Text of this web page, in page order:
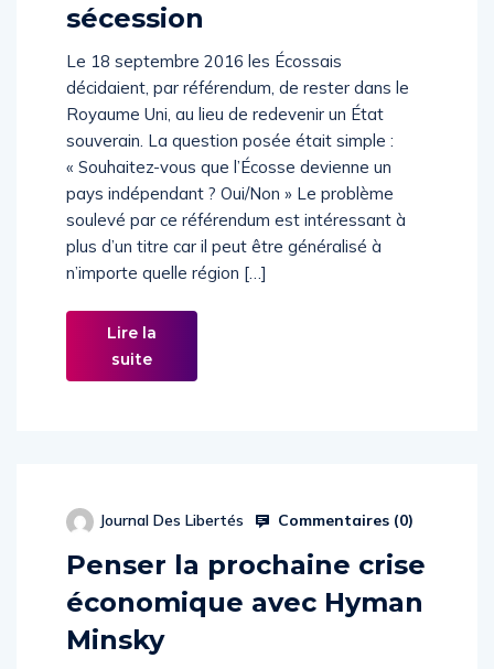
sécession
Le 18 septembre 2016 les Écossais
décidaient, par référendum, de rester dans le
Royaume Uni, au lieu de redevenir un État
souverain. La question posée était simple :
« Souhaitez-vous que l’Écosse devienne un
pays indépendant ? Oui/Non » Le problème
soulevé par ce référendum est intéressant à
plus d’un titre car il peut être généralisé à
n’importe quelle région […]
Lire la
suite
Journal Des Libertés Commentaires (0)
Penser la prochaine crise
économique avec Hyman
Minsky